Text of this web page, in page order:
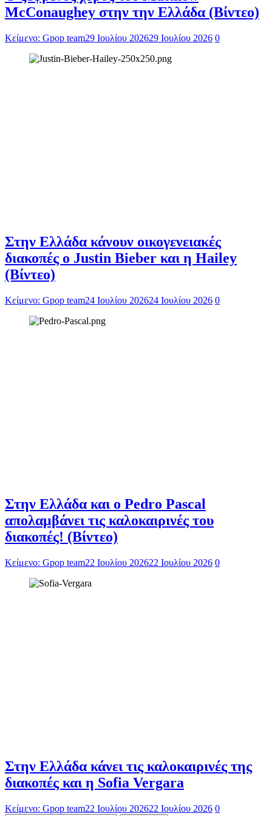
McConaughey στην την Ελλάδα (Βίντεο)
Κείμενο: Gpop team29 Ιουλίου 202629 Ιουλίου 2026 0
Στην Ελλάδα κάνουν οικογενειακές
διακοπές ο Justin Bieber και η Hailey
(Βίντεο)
Κείμενο: Gpop team24 Ιουλίου 202624 Ιουλίου 2026 0
Στην Ελλάδα και ο Pedro Pascal
απολαμβάνει τις καλοκαιρινές του
διακοπές! (Βίντεο)
Κείμενο: Gpop team22 Ιουλίου 202622 Ιουλίου 2026 0
Στην Ελλάδα κάνει τις καλοκαιρινές της
διακοπές και η Sofia Vergara
Κείμενο: Gpop team22 Ιουλίου 202622 Ιουλίου 2026 0